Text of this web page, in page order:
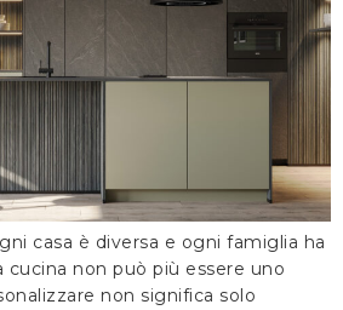
casa è diversa e ogni famiglia ha
cucina non può più essere uno
non significa solo